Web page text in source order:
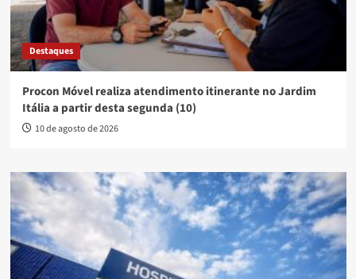
Destaques
Procon Móvel realiza atendimento itinerante no Jardim
Itália a partir desta segunda (10)
10 de agosto de 2026